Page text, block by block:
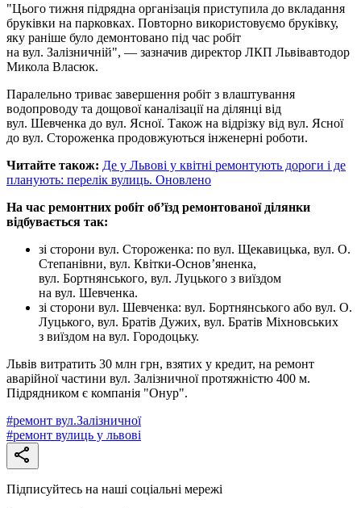
"Цього тижня підрядна організація приступила до вкладання
бруківки на парковках. Повторно використовуємо бруківку,
яку раніше було демонтовано під час робіт
на вул. Залізничній", — зазначив директор ЛКП Львівавтодор
Микола Власюк.
Паралельно триває завершення робіт з влаштування
водопроводу та дощової каналізації на ділянці від
вул. Шевченка до вул. Ясної. Також на відрізку від вул. Ясної
до вул. Стороженка продовжуються інженерні роботи.
Читайте також: Де у Львові у квітні ремонтують дороги і де
планують: перелік вулиць. Оновлено
На час ремонтних робіт об’їзд ремонтованої ділянки
відбувається так:
зі сторони вул. Cтороженка: по вул. Щекавицька, вул. О.
Степанівни, вул. Квітки-Основʼяненка,
вул. Бортнянського, вул. Луцького з виїздом
на вул. Шевченка.
зі сторони вул. Шевченка: вул. Бортнянського або вул. О.
Луцького, вул. Братів Дужих, вул. Братів Міхновських
з виїздом на вул. Городоцьку.
Львів витратить 30 млн грн, взятих у кредит, на ремонт
аварійної частини вул. Залізничної протяжністю 400 м.
Підрядником є компанія "Онур".
#ремонт вул.Залізничної
#ремонт вулиць у львові
Підписуйтесь на наші соціальні мережі